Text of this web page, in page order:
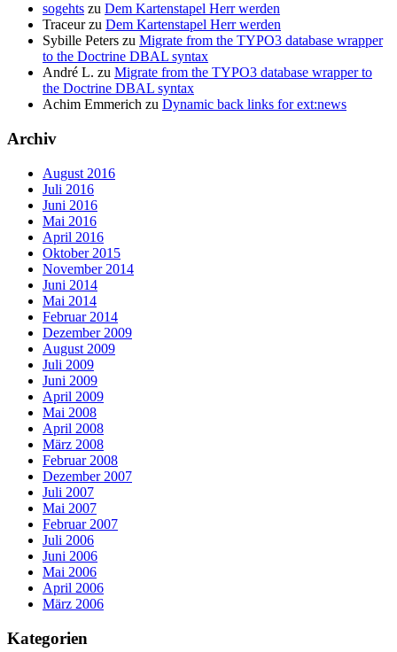
sogehts zu Dem Kartenstapel Herr werden
Traceurzu Dem Kartenstapel Herr werden
Sybille Peters zu Migrate from the TYPO3 database wrapper
to the Doctrine DBAL syntax
André L. zu Migrate from the TYPO3 database wrapper to
the Doctrine DBAL syntax
Achim Emmerich zu Dynamic back links for ext:news
Archiv
August 2016
Juli 2016
Juni 2016
Mai 2016
April 2016
Oktober 2015
November 2014
Juni 2014
Mai 2014
Februar 2014
Dezember 2009
August 2009
Juli 2009
Juni 2009
April 2009
Mai 2008
April 2008
März 2008
Februar 2008
Dezember 2007
Juli 2007
Mai 2007
Februar 2007
Juli 2006
Juni 2006
Mai 2006
April 2006
März 2006
Kategorien